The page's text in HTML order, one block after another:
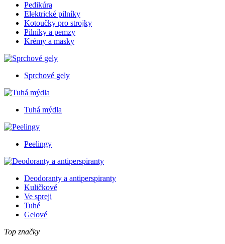
Pedikúra
Elektrické pilníky
Kotoučky pro strojky
Pilníky a pemzy
Krémy a masky
Sprchové gely
Tuhá mýdla
Peelingy
Deodoranty a antiperspiranty
Kuličkové
Ve spreji
Tuhé
Gelové
Top značky